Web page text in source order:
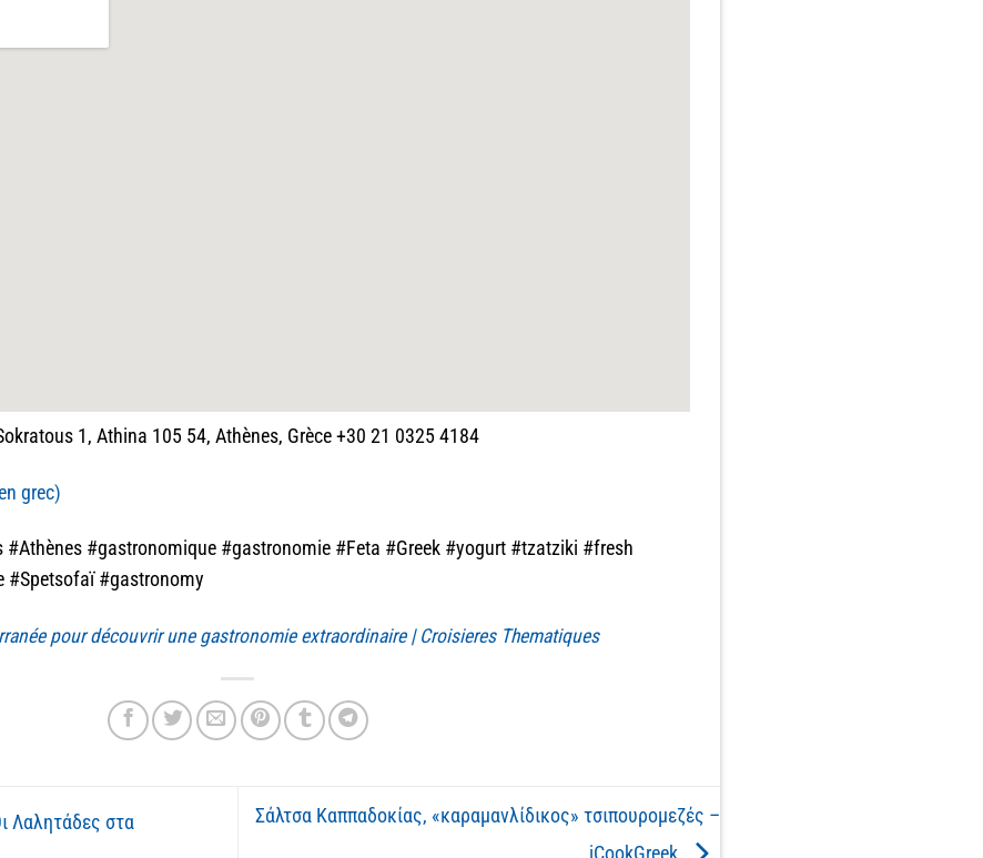
1, Athina 105 54, Athènes, Grèce +30 21 0325 4184
grec)
#Athènes #gastronomique #gastronomie #Feta #Greek #yogurt #tzatziki #fresh
#Spetsofaï #gastronomy
pour découvrir une gastronomie extraordinaire | Croisieres Thematiques
Λαλητάδες στα
Σάλτσα Καππαδοκίας, «καραμανλίδικος» τσιπουρομεζές –
iCookGreek